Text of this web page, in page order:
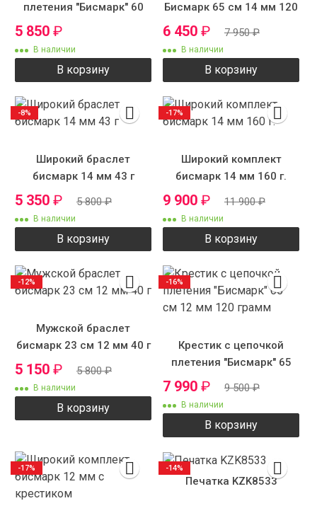
плетения "Бисмарк" 60
см 12 мм 105 г.
5 850 ₽
В наличии
В корзину
Бисмарк 65 см 14 мм 120
6 450 ₽ 7 950₽
В наличии
В корзину
Широкий браслет
бисмарк 14 мм 43 г
5 350 ₽ 5 800₽
В наличии
В корзину
-8%
Широкий комплект
бисмарк 14 мм 160 г.
9 900 ₽ 11 900₽
В наличии
В корзину
-17%
Мужской браслет
бисмарк 23 см 12 мм 40 г
5 150 ₽ 5 800₽
В наличии
В корзину
-12%
Крестик с цепочкой
плетения "Бисмарк" 65
см 12 мм 120 грамм
7 990 ₽ 9 500₽
В наличии
В корзину
-16%
-17%
Печатка KZK8533
-14%